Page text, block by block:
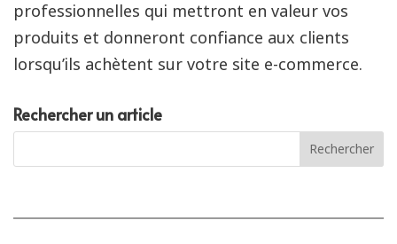
professionnelles qui mettront en valeur vos
produits et donneront confiance aux clients
lorsqu’ils achètent sur votre site e-commerce.
Rechercher un article